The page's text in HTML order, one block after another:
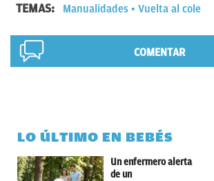
TEMAS: Manualidades Vuelta al cole
COMENTAR
LO ÚLTIMO EN BEBÉS
Un enfermero alerta
de un